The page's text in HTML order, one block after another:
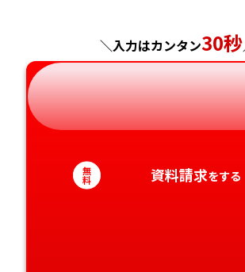
神奈川県
岐阜県
静岡県
愛知県
奈良県
和歌山県
山口県
徳島県
香川県
長崎県
熊本県
大分県
宮崎県
＼入力はカンタン30秒
無
料 資料請求をする